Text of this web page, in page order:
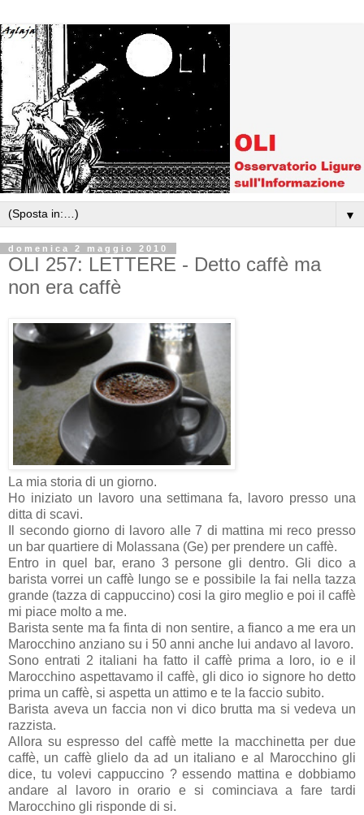
▼
domenica 2 maggio 2010
OLI 257: LETTERE - Detto caffè ma
non era caffè
La mia storia di un giorno.
Ho iniziato un lavoro una settimana fa, lavoro presso una
ditta di scavi.
Il secondo giorno di lavoro alle 7 di mattina mi reco presso
un bar quartiere di Molassana (Ge) per prendere un caffè.
Entro in quel bar, erano 3 persone gli dentro. Gli dico a
barista vorrei un caffè lungo se e possibile la fai nella tazza
grande (tazza di cappuccino) cosi la giro meglio e poi il caffè
mi piace molto a me.
Barista sente ma fa finta di non sentire, a fianco a me era un
Marocchino anziano su i 50 anni anche lui andavo al lavoro.
Sono entrati 2 italiani ha fatto il caffè prima a loro, io e il
Marocchino aspettavamo il caffè, gli dico io signore ho detto
prima un caffè, si aspetta un attimo e te la faccio subito.
Barista aveva un faccia non vi dico brutta ma si vedeva un
razzista.
Allora su espresso del caffè mette la macchinetta per due
caffè, un caffè glielo da ad un italiano e al Marocchino gli
dice, tu volevi cappuccino ? essendo mattina e dobbiamo
andare al lavoro in orario e si cominciava a fare tardi
Marocchino gli risponde di si.